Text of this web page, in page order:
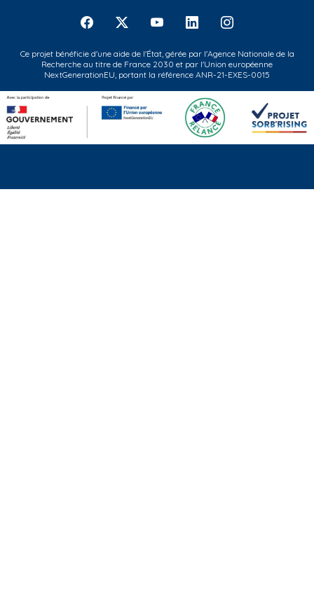
Ce projet bénéficie d'une aide de l'État, gérée par l'Agence Nationale de la
Recherche au titre de France 2030 et par l'Union européenne
NextGenerationEU, portant la référence ANR-21-EXES-0015